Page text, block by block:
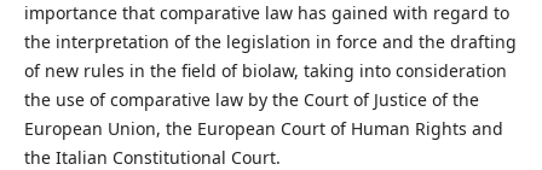
importance that comparative law has gained with regard to
the interpretation of the legislation in force and the drafting
of new rules in the field of biolaw, taking into consideration
the use of comparative law by the Court of Justice of the
European Union, the European Court of Human Rights and
the Italian Constitutional Court.